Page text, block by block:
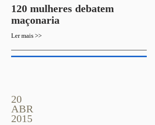
120 mulheres debatem
maçonaria
Ler mais >>
20
ABR
2015